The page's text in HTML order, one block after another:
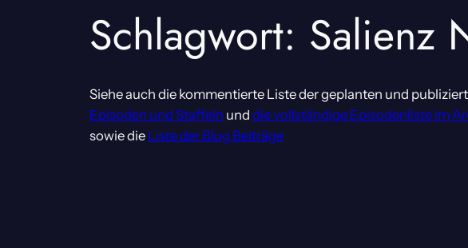
Schlagwort: Salienz
Siehe auch die kommentierte Liste der geplanten und
Episoden und Staffeln und die vollständige Episodenliste im
sowie die Liste der Blog Beiträge